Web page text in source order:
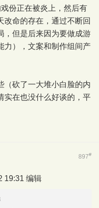
份正在被炎上，然后有
改命的存在，通过不断回
，但是后来因为要做成游
力），文案和制作组间产
（砍了一大堆小白脸的内
实在也没什么好谈的，平
897#
19:31 编辑